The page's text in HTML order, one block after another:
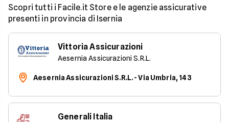
Scopri tutti i Facile.it Store e le agenzie assicurative
presenti in provincia di Isernia
Vittoria Assicurazioni
Aesernia Assicurazioni S.R.L.
Aesernia Assicurazioni S.R.L. - Via Umbria, 143
Generali Italia